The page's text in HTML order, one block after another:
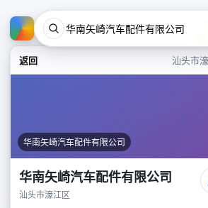
返回 汕头市
华南矢崎汽车配件有限公司
华南矢崎汽车配件有限公司
汕头市濠江区